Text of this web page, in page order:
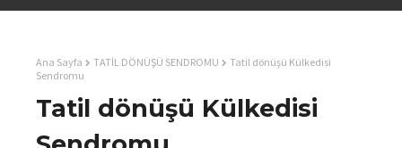
Ana Sayfa TATİL DÖNÜŞÜ SENDROMU
Tatil dönüşü Külkedisi
Sendromu
Tatil dönüşü Külkedisi